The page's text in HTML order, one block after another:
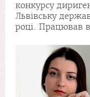
конкурсу
Львівську
році. Працював